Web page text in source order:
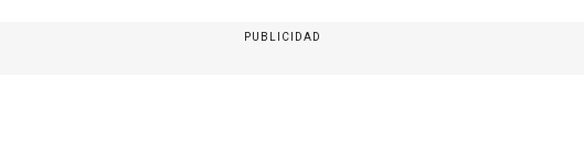
PUBLICIDAD